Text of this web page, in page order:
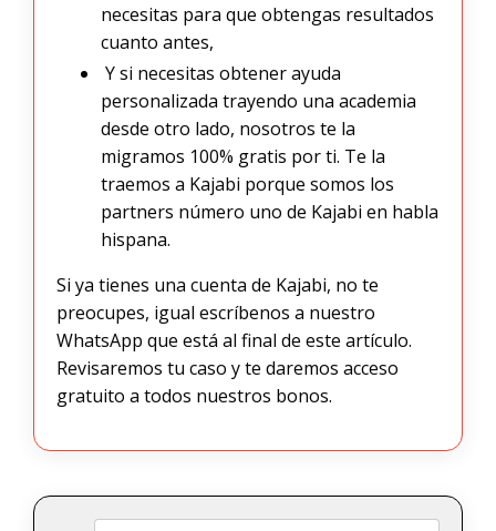
necesitas para que obtengas resultados
cuanto antes,
Y si necesitas obtener ayuda
personalizada trayendo una academia
desde otro lado, nosotros te la
migramos 100% gratis por ti. Te la
traemos a Kajabi porque somos los
partners número uno de Kajabi en habla
hispana.
Si ya tienes una cuenta de Kajabi, no te
preocupes, igual escríbenos a nuestro
WhatsApp que está al final de este artículo.
Revisaremos tu caso y te daremos acceso
gratuito a todos nuestros bonos.